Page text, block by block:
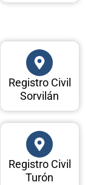
Registro Civil
Sorvilán
Registro Civil
Turón